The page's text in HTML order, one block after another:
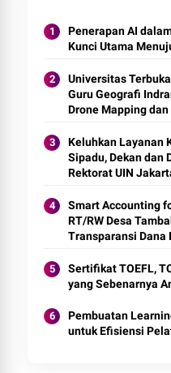
Penerapan AI
Kunci Utama
Universitas
Guru Geografi
Drone Mapping
Keluhkan Layanan
Sipadu, Dekan dan
Rektorat UIN
Smart Accounting
RT/RW Desa
Transparansi Dana
Sertifikat TOEFL,
yang Sebenarnya
Pembuatan
untuk Efisiensi